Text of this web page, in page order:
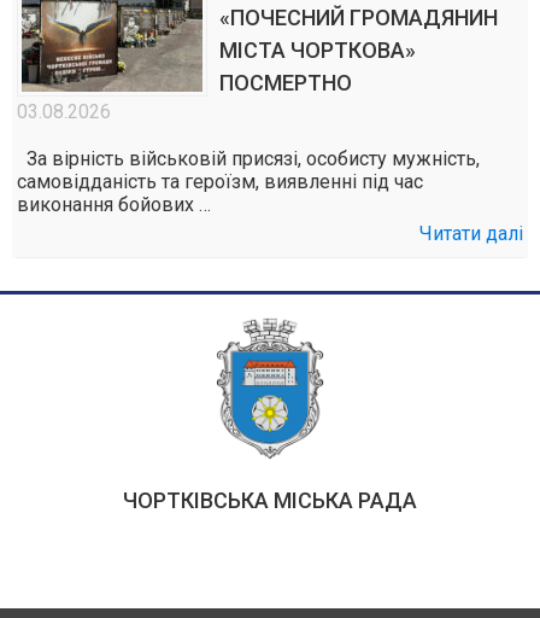
«ПОЧЕСНИЙ ГРОМАДЯНИН
МІСТА ЧОРТКОВА»
ПОСМЕРТНО
03.08.2026
За вірність військовій присязі, особисту мужність,
самовідданість та героїзм, виявленні під час
виконання бойових …
Читати далі
ЧОРТКІВСЬКА МІСЬКА РАДА